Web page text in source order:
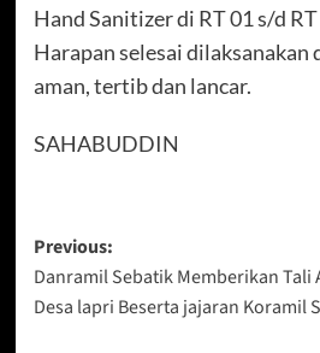
Hand Sanitizer di RT 01 s/d
Harapan selesai dilaksanakan
aman, tertib dan lancar.
SAHABUDDIN
Post
navigation
Previous:
Danramil Sebatik Memberikan Tali
Desa lapri Beserta jajaran Koramil